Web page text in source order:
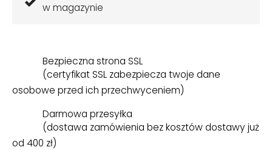
w magazynie
Bezpieczna strona SSL
(certyfikat SSL zabezpiecza twoje dane
osobowe przed ich przechwyceniem)
Darmowa przesyłka
(dostawa zamówienia bez kosztów dostawy już
od 400 zł)